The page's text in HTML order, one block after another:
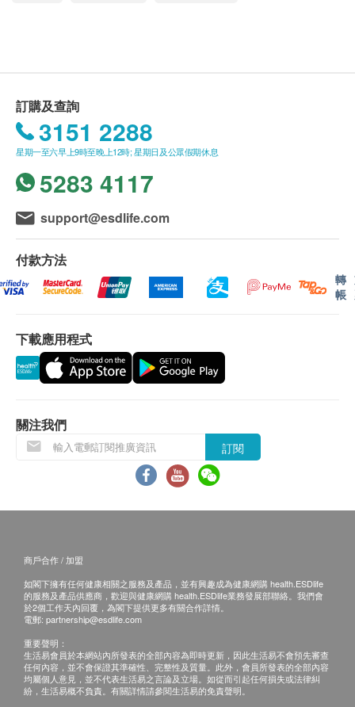
身高
脈搏率
詳細醫學問卷
體重
肝功能
谷丙轉氨酵素
谷草轉氨酵素
白蛋白
總蛋白質
總膽紅素
直接膽紅素
間接膽紅素
腎功能
游離甲狀腺素
血液檢查
血色素
血小板數目
紅血球平均容積
紅血球平均血紅素
紅血球平均血紅素濃度
身體輻射數量影響胎兒生長及健康
HK$150.0
LDH是細胞將糖轉換成能量時所需的酵素之一，廣泛
存在於身體各器官組織，當身體細胞受到傷害或死亡
都會釋放LDH，導致血清LDH濃度上升。常見的LDH
上升原因為心肌梗塞、肝臟疾病、肌肉萎縮、肝病、
貧血、白血病、肺栓塞、肺炎、癌症及骨骼疾病。
總肌酸磷激酵素
主要存在於骨骼肌、腦和心肌組織中 。血濃度上升主
要見於心肌梗塞、多發性肌炎、肌肉受損或心肌相關
疾病，過度運動致肌肉拉傷，亦會致其指數升高。
(2) 沒有家長或監護人陪同者
預先取同意書並由家長或監護人簽署妥當，客人可
由其他成年人陪同到中心，出示已簽署的同意書及
簽署者的身份證明文件副本，經核實無誤後可提供
服務。
B.16歳至未滿18歲者：
預先取同意書並由家長或監護人簽署妥當，可接受
客人自行到中心，出示已簽署的同意書及簽署者的
身份證明文件副本核實無誤後可提供服務。
一般身體檢查計劃有效期為12個月，客戶必須於
12個月內(由確認付款日期起計)接受有關檢查，客
戶需提前1個月預約相關檢查，逾期作廢。
所有疫苗都必須經過評估才可注射，如有需要，醫生
亦會在場解答問題及提供協助。如醫生認為不適合注
射疫苗，將取消此計劃的服務，全數費用退回。
疫苗注射均由註冊醫生/醫護人員負責注射程序及此服
備註：
a. 醫生講解報告只限旺角分店，若有需要請聯
絡旺角分店查詢。
b. 如果客戶已完成電話或面解服務，若再要求
講解，需另外收取解析報告費，價錢請向美邦查
詢。
c. 客戶若體檢後3個月內不提取報告，所有報告
訂購及查詢
3151 2288
星期一至六早上9時至晚上12時; 星期日及公眾假期休息
5283 4117
support@esdlife.com
付款方法
轉
帳
下載應用程式
關注我們
訂閱
商戶合作 / 加盟
如閣下擁有任何健康相關之服務及產品，並有興趣成為健康網購 health.ESDlife
的服務及產品供應商，歡迎與健康網購 health.ESDlife業務發展部聯絡。我們會
於2個工作天內回覆，為閣下提供更多有關合作詳情。
電郵: partnership@esdlife.com
重要聲明：
生活易會員於本網站內所發表的全部內容為即時更新，因此生活易不會預先審查
任何內容，並不會保證其準確性、完整性及質量。此外，會員所發表的全部內容
均屬個人意見，並不代表生活易之言論及立場。如從而引起任何損失或法律糾
紛，生活易概不負責。有關詳情請參閱生活易的免責聲明。